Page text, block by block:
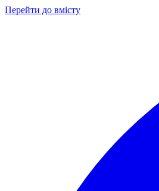
Перейти до вмісту